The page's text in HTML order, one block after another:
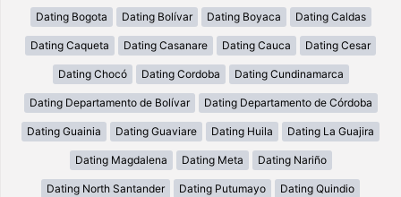
Dating Bogota Dating Bolívar Dating Boyaca Dating Caldas
Dating Caqueta Dating Casanare Dating Cauca Dating Cesar
Dating Chocó Dating Cordoba Dating Cundinamarca
Dating Departamento de Bolívar Dating Departamento de Córdoba
Dating Guainia Dating Guaviare Dating Huila Dating La Guajira
Dating Magdalena Dating Meta Dating Nariño
Dating North Santander Dating Putumayo Dating Quindio